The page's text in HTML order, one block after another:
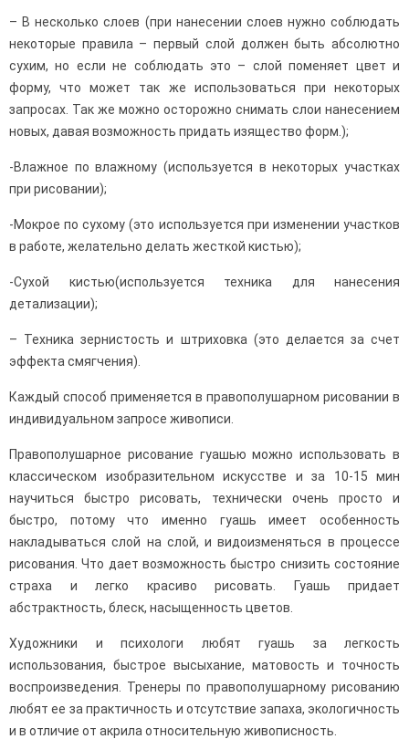
– В несколько слоев (при нанесении слоев нужно соблюдать
некоторые правила – первый слой должен быть абсолютно
сухим, но если не соблюдать это – слой поменяет цвет и
форму, что может так же использоваться при некоторых
запросах. Так же можно осторожно снимать слои нанесением
новых, давая возможность придать изящество форм.);
-Влажное по влажному (используется в некоторых участках
при рисовании);
-Мокрое по сухому (это используется при изменении участков
в работе, желательно делать жесткой кистью);
-Сухой кистью(используется техника для нанесения
детализации);
– Техника зернистость и штриховка (это делается за счет
эффекта смягчения).
Каждый способ применяется в правополушарном рисовании в
индивидуальном запросе живописи.
Правополушарное рисование гуашью можно использовать в
классическом изобразительном искусстве и за 10-15 мин
научиться быстро рисовать, технически очень просто и
быстро, потому что именно гуашь имеет особенность
накладываться слой на слой, и видоизменяться в процессе
рисования. Что дает возможность быстро снизить состояние
страха и легко красиво рисовать. Гуашь придает
абстрактность, блеск, насыщенность цветов.
Художники и психологи любят гуашь за легкость
использования, быстрое высыхание, матовость и точность
воспроизведения. Тренеры по правополушарному рисованию
любят ее за практичность и отсутствие запаха, экологичность
и в отличие от акрила относительную живописность.